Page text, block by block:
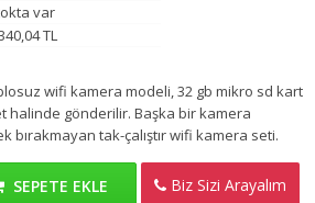
var
TL
wifi kamera modeli, 32 gb mikro sd kart
halinde gönderilir. Başka bir kamera
bırakmayan tak-çalıştır wifi kamera seti.
SEPETE EKLE Biz Sizi Arayalım